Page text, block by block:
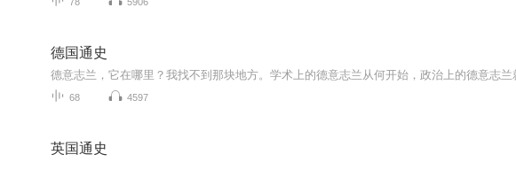
德国通史
德意志兰，它在哪里？我找不到那块地方。学术上的德意志兰从何开始，政治上的德意志兰
68 4597
英国通史